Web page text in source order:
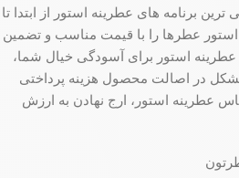
برنامه های عطرینه استور از ابتدا تا
عطرها را با قیمت مناسب و تضمین
عطرینه استور برای آسودگی خیال شما،
در اصالت محصول هزینه پرداختی
عطرینه استور، ارج نهادن به ارزش